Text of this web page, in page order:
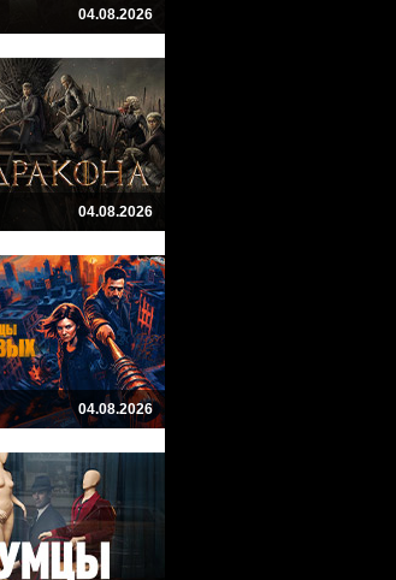
04.08.2026
04.08.2026
04.08.2026